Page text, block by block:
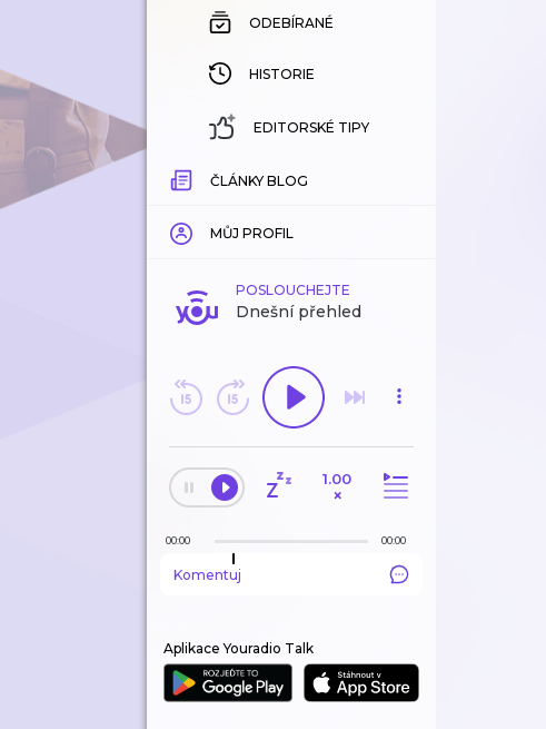
ODEBÍRANÉ
HISTORIE
EDITORSKÉ TIPY
ČLÁNKY BLOG
MŮJ PROFIL
POSLOUCHEJTE
Dnešní přehled
1.00
×
00:00 00:00
Komentuj
Aplikace Youradio Talk